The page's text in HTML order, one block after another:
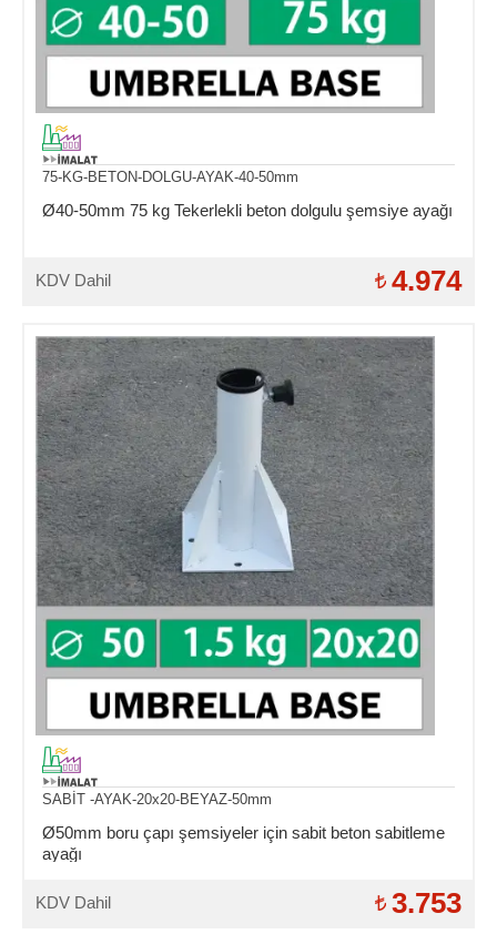
75-KG-BETON-DOLGU-AYAK-40-50mm
Ø40-50mm 75 kg Tekerlekli beton dolgulu şemsiye ayağı
KDV Dahil 4.974
SABİT -AYAK-20x20-BEYAZ-50mm
Ø50mm boru çapı şemsiyeler için sabit beton sabitleme
ayağı
KDV Dahil 3.753